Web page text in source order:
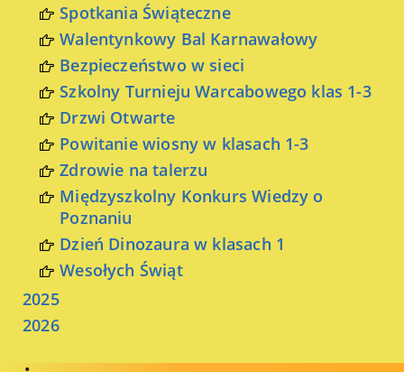
Spotkania Świąteczne
Walentynkowy Bal Karnawałowy
Bezpieczeństwo w sieci
Szkolny Turnieju Warcabowego klas 1-3
Drzwi Otwarte
Powitanie wiosny w klasach 1-3
Zdrowie na talerzu
Międzyszkolny Konkurs Wiedzy o
Poznaniu
Dzień Dinozaura w klasach 1
Wesołych Świąt
2025
2026